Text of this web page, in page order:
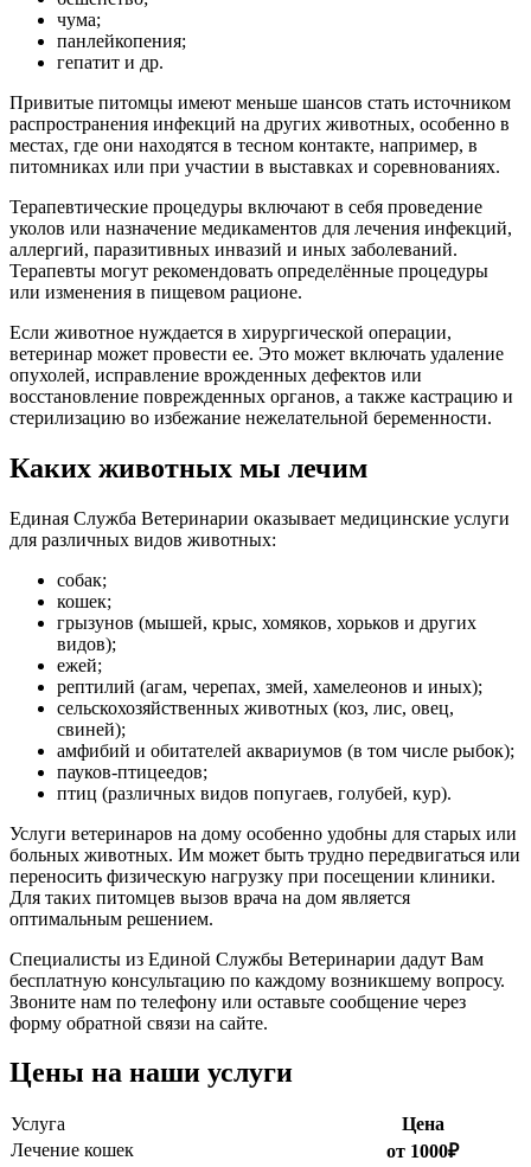
чума;
панлейкопения;
гепатит и др.
Привитые питомцы имеют меньше шансов стать источником
распространения инфекций на других животных, особенно в
местах, где они находятся в тесном контакте, например, в
питомниках или при участии в выставках и соревнованиях.
Терапевтические процедуры включают в себя проведение
уколов или назначение медикаментов для лечения инфекций,
аллергий, паразитивных инвазий и иных заболеваний.
Терапевты могут рекомендовать определённые процедуры
или изменения в пищевом рационе.
Если животное нуждается в хирургической операции,
ветеринар может провести ее. Это может включать удаление
опухолей, исправление врожденных дефектов или
восстановление поврежденных органов, а также кастрацию и
стерилизацию во избежание нежелательной беременности.
Каких животных мы лечим
Единая Служба Ветеринарии оказывает медицинские услуги
для различных видов животных:
собак;
кошек;
грызунов (мышей, крыс, хомяков, хорьков и других
видов);
ежей;
рептилий (агам, черепах, змей, хамелеонов и иных);
сельскохозяйственных животных (коз, лис, овец,
свиней);
амфибий и обитателей аквариумов (в том числе рыбок);
пауков-птицеедов;
птиц (различных видов попугаев, голубей, кур).
Услуги ветеринаров на дому особенно удобны для старых или
больных животных. Им может быть трудно передвигаться или
переносить физическую нагрузку при посещении клиники.
Для таких питомцев вызов врача на дом является
оптимальным решением.
Специалисты из Единой Службы Ветеринарии дадут Вам
бесплатную консультацию по каждому возникшему вопросу.
Звоните нам по телефону или оставьте сообщение через
форму обратной связи на сайте.
Цены на наши услуги
Услуга
Цена
Лечение кошек
от 1000₽